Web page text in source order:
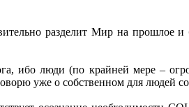
разделит Мир на
ибо люди (по крайней мере –
уже о собственном для людей